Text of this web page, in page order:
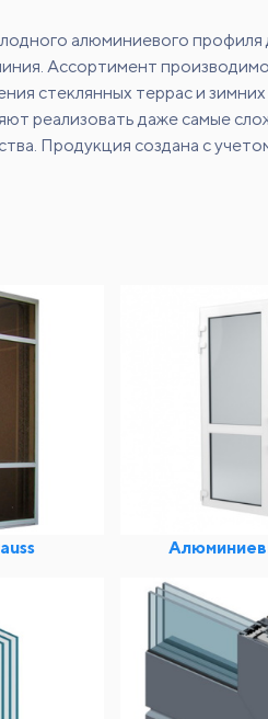
алюминиевого
Ассортимент
стеклянных террас и
реализовать даже самые
Продукция создана с